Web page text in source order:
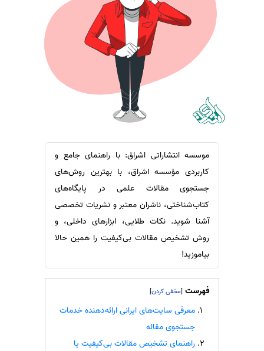
ترجمه عربی به فارسی
مشاهده همه زبان ها
سفارش ویرایش
سفارش پارافریز
سفارش فرمت‌بندی
سفارش کاهش کمیت
سفارش معرفی مقاله
سفارش معرفی کتاب
سفارش چکیده مبسوط
سفارش ترجمه مولتی‌مدیا
سفارش گویندگی
سفارش تولید محتوا
سفارش ترجمه همزمان
سفارش چکیده گرافیکی
سفارش تهیه کاورلتر
سفارش انگیزه‌نامه‌SOP
موسسه انتشاراتی اشراق: با راهنمای جامع و
کاربردی مؤسسه اشراق، با بهترین روش‌های
جستجوی مقالات علمی در پایگاه‌های
کتاب‌شناختی، ناشران معتبر و نشریات تخصصی
آشنا شوید. نکات طلایی، ابزارهای داخلی، و
روش تشخیص مقالات بی‌کیفیت را همین حالا
بیاموزید!
فهرست [
]
معرفی سایت‌های ایرانی ارائه‌دهنده خدمات
جستجوی مقاله
راهنمای تشخیص مقالات بی‌کیفیت یا